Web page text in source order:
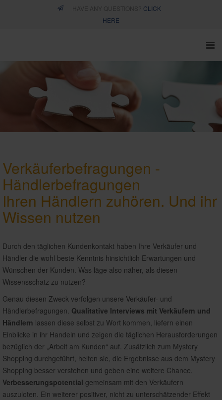
CLICK
HERE
Verkäuferbefragungen -
Händlerbefragungen
Ihren Händlern zuhören. Und ihr
Wissen nutzen
Durch den täglichen Kundenkontakt haben Ihre Verkäufer und
Händler die wohl beste Kenntnis hinsichtlich Erwartungen und
Wünschen der Kunden. Was läge also näher, als diesen
Wissensschatz zu nutzen?
Genau diesen Zweck verfolgen unsere Verkäufer- und
Händlerbefragungen. Qualitative Interviews mit Verkäufern und
Händlern lassen diese selbst zu Wort kommen, liefern einen
Einblicke in ihr Handeln und zeigen die täglichen Herausforderungen
bezüglich der „Arbeit am Kunden“ auf. Zusätzlich zum Mystery
Shopping durchgeführt, helfen sie, die Ergebnisse aus dem Mystery
Shopping besser verstehen und geben eine weitere Chance,
Verbesserungspotential gemeinsam mit den Verkäufern
auszuloten. Ein weiterer positiver, nicht zu unterschätzender Effekt